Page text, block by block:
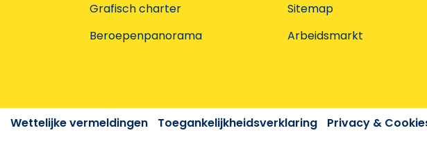
Grafisch charter
Beroepenpanorama
Sitemap
Arbeidsmarkt
Wettelijke vermeldingen Toegankelijkheidsverklaring Privacy &